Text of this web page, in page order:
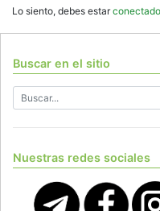
Lo siento, debes estarconectado
Buscar en el sitio
Nuestras redes sociales